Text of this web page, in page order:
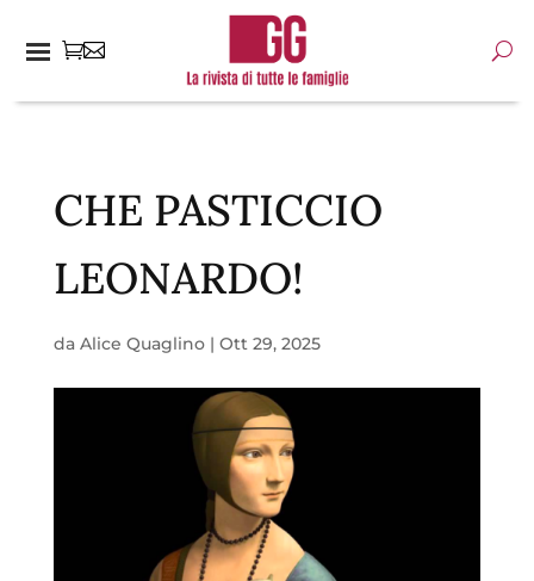
CHE PASTICCIO
LEONARDO!
da Alice Quaglino| Ott 29, 2025